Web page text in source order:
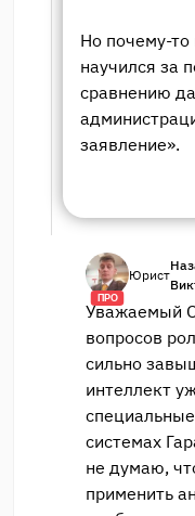
Но почему-то
научился за
сравнению
заявление».
ПРО
Юрист
Уважаемый
вопросов
сильно
интеллект
системах
не думаю,
применить